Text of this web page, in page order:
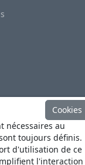
. All Rights
Cookies
nécessaires au
toujours définis.
d'utilisation de ce
l'interaction